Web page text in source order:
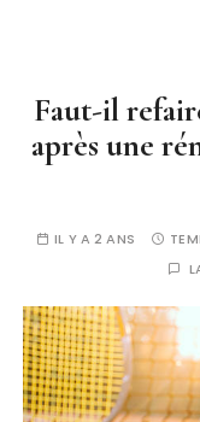
Faut-il
après une
IL Y A 2 ANS